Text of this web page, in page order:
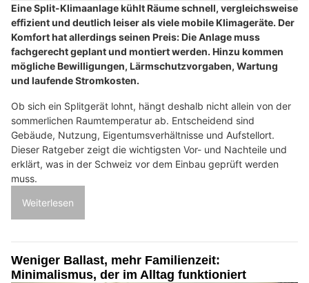
Eine Split-Klimaanlage kühlt Räume schnell, vergleichsweise
effizient und deutlich leiser als viele mobile Klimageräte. Der
Komfort hat allerdings seinen Preis: Die Anlage muss
fachgerecht geplant und montiert werden. Hinzu kommen
mögliche Bewilligungen, Lärmschutzvorgaben, Wartung
und laufende Stromkosten.
Ob sich ein Splitgerät lohnt, hängt deshalb nicht allein von der
sommerlichen Raumtemperatur ab. Entscheidend sind
Gebäude, Nutzung, Eigentumsverhältnisse und Aufstellort.
Dieser Ratgeber zeigt die wichtigsten Vor- und Nachteile und
erklärt, was in der Schweiz vor dem Einbau geprüft werden
muss.
Weiterlesen
Weniger Ballast, mehr Familienzeit:
Minimalismus, der im Alltag funktioniert